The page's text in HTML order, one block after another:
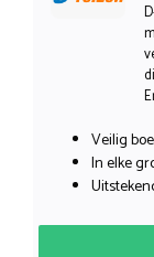
Veilig
In elke